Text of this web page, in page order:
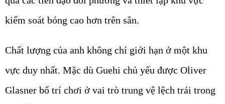
kiểm soát bóng cao hơn trên sân.
Chất lượng của anh không chỉ giới hạn ở một khu
vực duy nhất. Mặc dù Guehi chủ yếu được Oliver
Glasner bố trí chơi ở vai trò trung vệ lệch trái trong